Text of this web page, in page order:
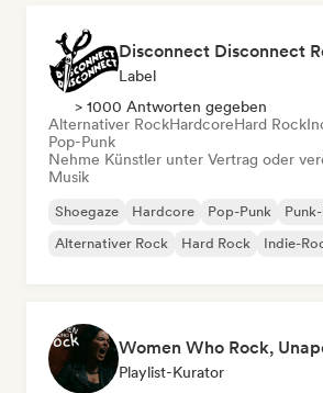
Disconnect Disconnect
Label
> 1000 Antworten gegeben
Alternativer RockHardcoreHard Rock
Pop-Punk
Nehme Künstler unter Vertrag oder
Musik
Shoegaze Hardcore Pop-Punk
Alternativer Rock
Hard Rock Indie-
Women Who Rock,
Playlist-Kurator